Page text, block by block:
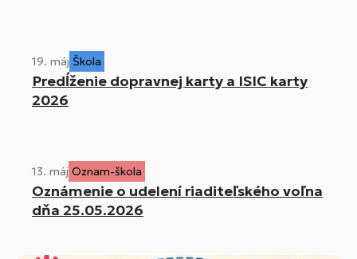
19. máj Škola
Predĺženie dopravnej karty a ISIC karty
2026
13. máj Oznam-škola
Oznámenie o udelení riaditeľského voľna
dňa 25.05.2026